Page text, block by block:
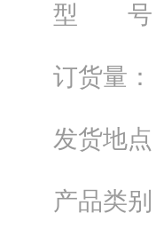
型 号
订货量：
发货地点
产品类别